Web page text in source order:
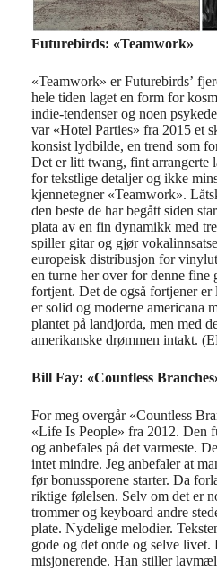
Futurebirds: «Teamwork»
«Teamwork» er Futurebirds’
hele tiden laget en form for
indie-tendenser og noen
var «Hotel Parties» fra 201 5 et
konsist lydbilde, en trend som
Det er litt twang, fint arrangerte
for tekstlige detaljer og ikke
kjennetegner «Teamwork».
den beste de har begått siden
plata av en fin dynamikk med
spiller gitar og gjør
europeisk distribusjon for
en turne her over for denne fine
fortjent. Det de også fortjener er
er solid og moderne americana
plantet på landjorda, men med
amerikanske drømmen intakt.
Bill Fay: «Countless
For meg overgår «Countless
«Life Is People» fra 2012. Den
og anbefales på det varmeste.
intet mindre. Jeg anbefaler at
før bonussporene starter. Da
riktige følelsen. Selv om det er
trommer og keyboard andre
plate. Nydelige melodier.
gode og det onde og selve livet.
misjonerende. Han stiller